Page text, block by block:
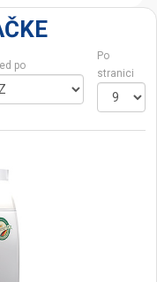
po
Po
stranici